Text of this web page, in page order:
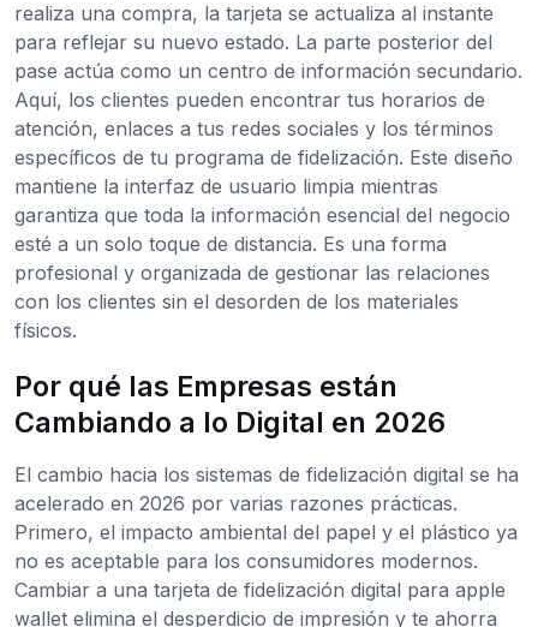
realiza una compra, la tarjeta se actualiza al instante
para reflejar su nuevo estado. La parte posterior del
pase actúa como un centro de información secundario.
Aquí, los clientes pueden encontrar tus horarios de
atención, enlaces a tus redes sociales y los términos
específicos de tu programa de fidelización. Este diseño
mantiene la interfaz de usuario limpia mientras
garantiza que toda la información esencial del negocio
esté a un solo toque de distancia. Es una forma
profesional y organizada de gestionar las relaciones
con los clientes sin el desorden de los materiales
físicos.
Por qué las Empresas están
Cambiando a lo Digital en 2026
El cambio hacia los sistemas de fidelización digital se ha
acelerado en 2026 por varias razones prácticas.
Primero, el impacto ambiental del papel y el plástico ya
no es aceptable para los consumidores modernos.
Cambiar a una tarjeta de fidelización digital para apple
wallet elimina el desperdicio de impresión y te ahorra